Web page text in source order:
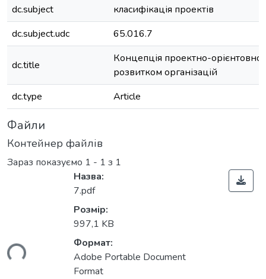
dc.subject
класифікація проектів
dc.subject.udc
65.016.7
dc.title
Концепція проектно-
розвитком організацій
dc.type
Article
Файли
Контейнер файлів
Зараз показуємо 1 - 1 з 1
Назва:
7.pdf
Розмір:
997,1 KB
Формат:
Adobe Portable Document
Format